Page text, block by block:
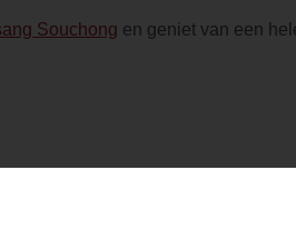
Souchong en geniet van een